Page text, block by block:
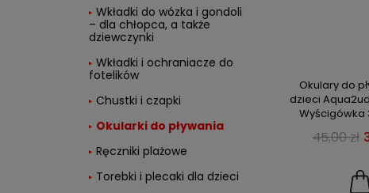
Wkładki do wózka i gondoli
– dla chłopca, a także
dziewczynki
Wkładki i ochraniacze do
fotelików
Chustki i czapki
Okularki do pływania
Ręczniki plażowe
Torebki i plecaki dla dzieci
Okulary do
dzieci
Wyścigówka
45,00 zł